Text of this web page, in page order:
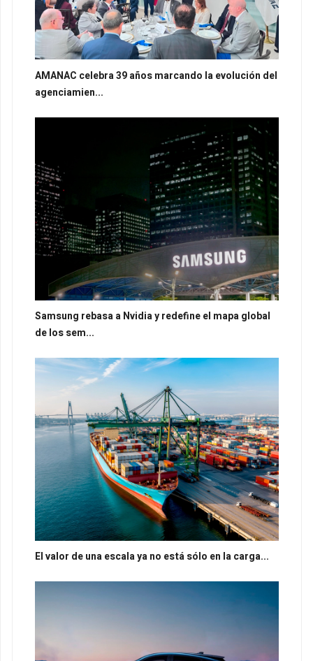
AMANAC celebra 39 años marcando la evolución del
agenciamien...
Samsung rebasa a Nvidia y redefine el mapa global
de los sem...
El valor de una escala ya no está sólo en la carga...